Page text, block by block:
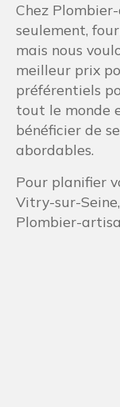
Chez
seulement,
mais nous
meilleur prix
préférentiels
tout le monde
bénéficier de
abordables.
Pour planifier
Vitry-sur-
Plombier-